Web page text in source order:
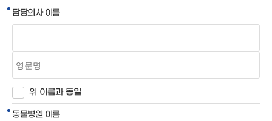
담당의사 이름
위 이름과 동일
동물병원 이름